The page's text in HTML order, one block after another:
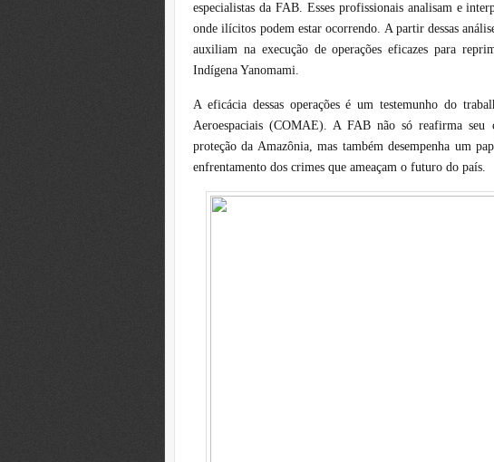
especialistas da FAB. Esses profissionais analisam e
onde ilícitos podem estar ocorrendo. A partir dessas
auxiliam na execução de operações eficazes para
Indígena Yanomami.
A eficácia dessas operações é um testemunho do
Aeroespaciais (COMAE). A FAB não só reafirma
proteção da Amazônia, mas também desempenha um
enfrentamento dos crimes que ameaçam o futuro do país.